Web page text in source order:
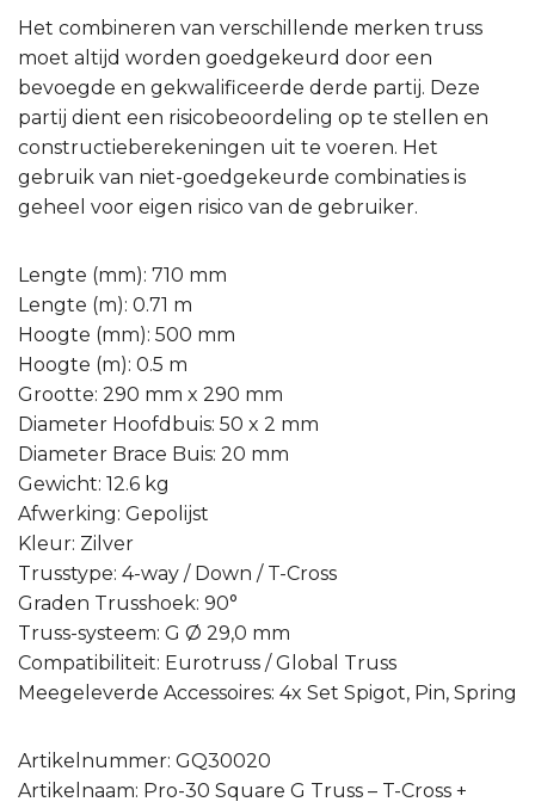
Het combineren van verschillende merken truss
moet altijd worden goedgekeurd door een
bevoegde en gekwalificeerde derde partij. Deze
partij dient een risicobeoordeling op te stellen en
constructieberekeningen uit te voeren. Het
gebruik van niet-goedgekeurde combinaties is
geheel voor eigen risico van de gebruiker.
Lengte (mm): 710 mm
Lengte (m): 0.71 m
Hoogte (mm): 500 mm
Hoogte (m): 0.5 m
Grootte: 290 mm x 290 mm
Diameter Hoofdbuis: 50 x 2 mm
Diameter Brace Buis: 20 mm
Gewicht: 12.6 kg
Afwerking: Gepolijst
Kleur: Zilver
Trusstype: 4-way / Down / T-Cross
Graden Trusshoek: 90°
Truss-systeem: G Ø 29,0 mm
Compatibiliteit: Eurotruss / Global Truss
Meegeleverde Accessoires: 4x Set Spigot, Pin, Spring
Artikelnummer: GQ30020
Artikelnaam: Pro-30 Square G Truss – T-Cross +